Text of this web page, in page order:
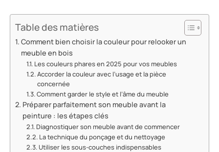
Table des matières
Comment bien choisir la couleur pour relooker un
meuble en bois
Les couleurs phares en 2025 pour vos meubles
Accorder la couleur avec l’usage et la pièce
concernée
Comment garder le style et l’âme du meuble
Préparer parfaitement son meuble avant la
peinture : les étapes clés
Diagnostiquer son meuble avant de commencer
La technique du ponçage et du nettoyage
Utiliser les sous-couches indispensables